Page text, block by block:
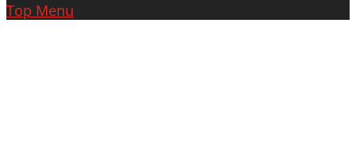
Top Menu